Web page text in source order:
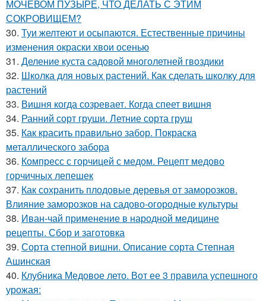
МОЧЕВОМ ПУЗЫРЕ, ЧТО ДЕЛАТЬ С ЭТИМ
СОКРОВИЩЕМ?
30. Туи желтеют и осыпаются. Естественные причины
изменения окраски хвои осенью
31. Деление куста садовой многолетней гвоздики
32. Школка для новых растений. Как сделать школку для
растений
33. Вишня когда созревает. Когда спеет вишня
34. Ранний сорт груши. Летние сорта груш
35. Как красить правильно забор. Покраска
металлического забора
36. Компресс с горчицей с медом. Рецепт медово
горчичных лепешек
37. Как сохранить плодовые деревья от заморозков.
Влияние заморозков на садово-огородные культуры
38. Иван-чай применение в народной медицине
рецепты. Сбор и заготовка
39. Сорта степной вишни. Описание сорта Степная
Ашинская
40. Клубника Медовое лето. Вот ее 3 правила успешного
урожая: